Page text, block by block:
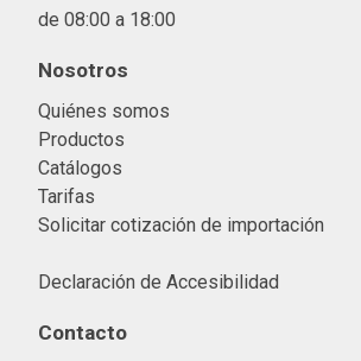
de 08:00 a 18:00
Nosotros
Quiénes somos
Productos
Catálogos
Tarifas
Solicitar cotización de importación
Declaración de Accesibilidad
Contacto